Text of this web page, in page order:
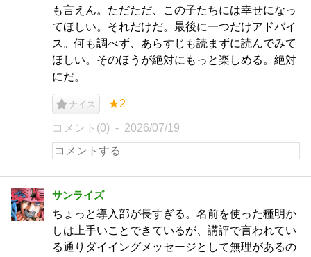
も言えん。ただただ、この子たちには幸せになっ
てほしい。それだけだ。最後に一つだけアドバイ
ス。何も調べず、あらすじも読まずに読んでみて
ほしい。そのほうが絶対にもっと楽しめる。絶対
にだ。
ナイス ★2
コメント(0) 2026/07/19
サンライズ
ちょっと導入部が長すぎる。名前を使った種明か
しは上手いことできているが、講評で言われてい
る通りダイイングメッセージとして無理があるの